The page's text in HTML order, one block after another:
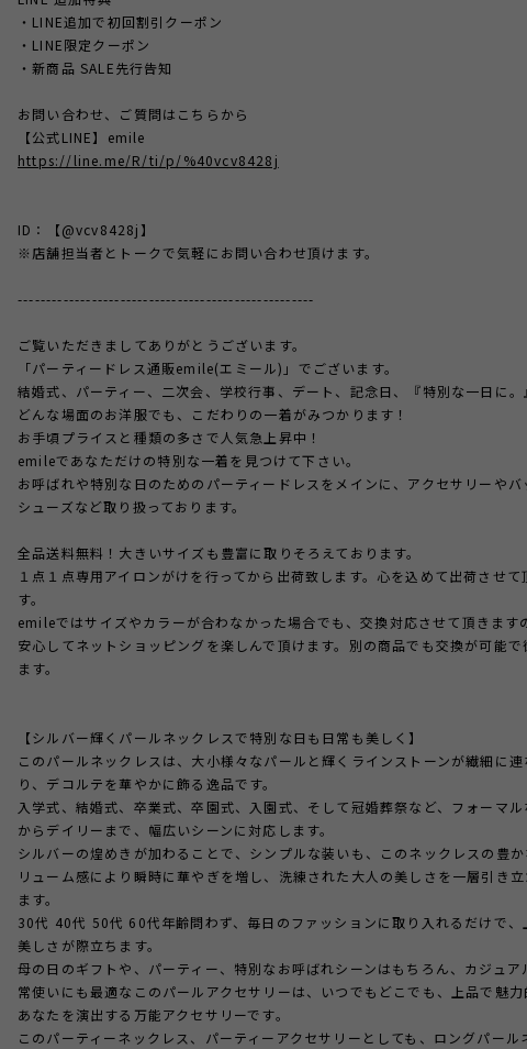
・LINE追加で初回割引クーポン
・LINE限定クーポン
・新商品 SALE先行告知
お問い合わせ、ご質問はこちらから
【公式LINE】emile
https://line.me/R/ti/p/%40vcv8428j
ID：【@vcv8428j】
※店舗担当者とトークで気軽にお問い合わせ頂けます。
----------------------------------------------------
ご覧いただきましてありがとうございます。
「パーティードレス通販emile(エミール)」でございます。
結婚式、パーティー、二次会、学校行事、デート、記念日、『特別な一日に。
どんな場面のお洋服でも、こだわりの一着がみつかります！
お手頃プライスと種類の多さで人気急上昇中！
emileであなただけの特別な一着を見つけて下さい。
お呼ばれや特別な日のためのパーティードレスをメインに、アクセサリーやバ
シューズなど取り扱っております。
全品送料無料！大きいサイズも豊富に取りそろえております。
１点１点専用アイロンがけを行ってから出荷致します。心を込めて出荷させて
す。
emileではサイズやカラーが合わなかった場合でも、交換対応させて頂きます
安心してネットショッピングを楽しんで頂けます。別の商品でも交換が可能で
ます。
【シルバー輝くパールネックレスで特別な日も日常も美しく】
このパールネックレスは、大小様々なパールと輝くラインストーンが繊細に連
り、デコルテを華やかに飾る逸品です。
入学式、結婚式、卒業式、卒園式、入園式、そして冠婚葬祭など、フォーマル
からデイリーまで、幅広いシーンに対応します。
シルバーの煌めきが加わることで、シンプルな装いも、このネックレスの豊か
リューム感により瞬時に華やぎを増し、洗練された大人の美しさを一層引き立
ます。
30代 40代 50代 60代年齢問わず、毎日のファッションに取り入れるだけで、
美しさが際立ちます。
母の日のギフトや、パーティー、特別なお呼ばれシーンはもちろん、カジュア
常使いにも最適なこのパールアクセサリーは、いつでもどこでも、上品で魅力
あなたを演出する万能アクセサリーです。
このパーティーネックレス、パーティーアクセサリーとしても、ロングパール